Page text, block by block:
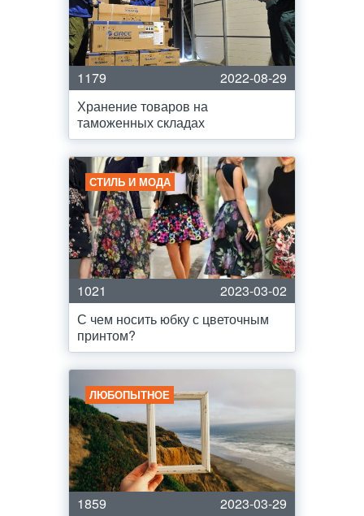
1179
2022-08-29
Хранение товаров на
таможенных складах
СТИЛЬ И МОДА
1021
2023-03-02
С чем носить юбку с цветочным
принтом?
ЛЮБОПЫТНОЕ
1859 2023-03-29